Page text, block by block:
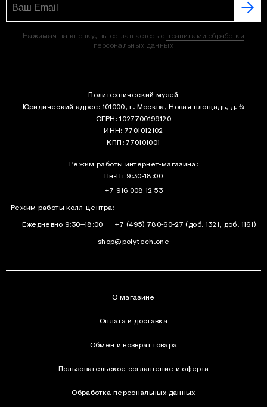
Нажимая на кнопку, вы соглашаетесь с правилами обработки
персональных данных
Политехнический музей
Юридический адрес: 101000, г. Москва, Новая площадь, д. ¾
ОГРН: 1027700199120
ИНН: 7701012102
КПП: 770101001
Режим работы интернет-магазина:
Пн-Пт 9:30-18:00
+7 916 008 12 53
Режим работы колл-центра:
Ежедневно 9:30–18:00 +7 (495) 780-60-27 (доб. 1321, доб. 1161)
shop@polytech.one
О магазине
Оплата и доставка
Обмен и возврат товара
Пользовательское соглашение и оферта
Обработка персональных данных